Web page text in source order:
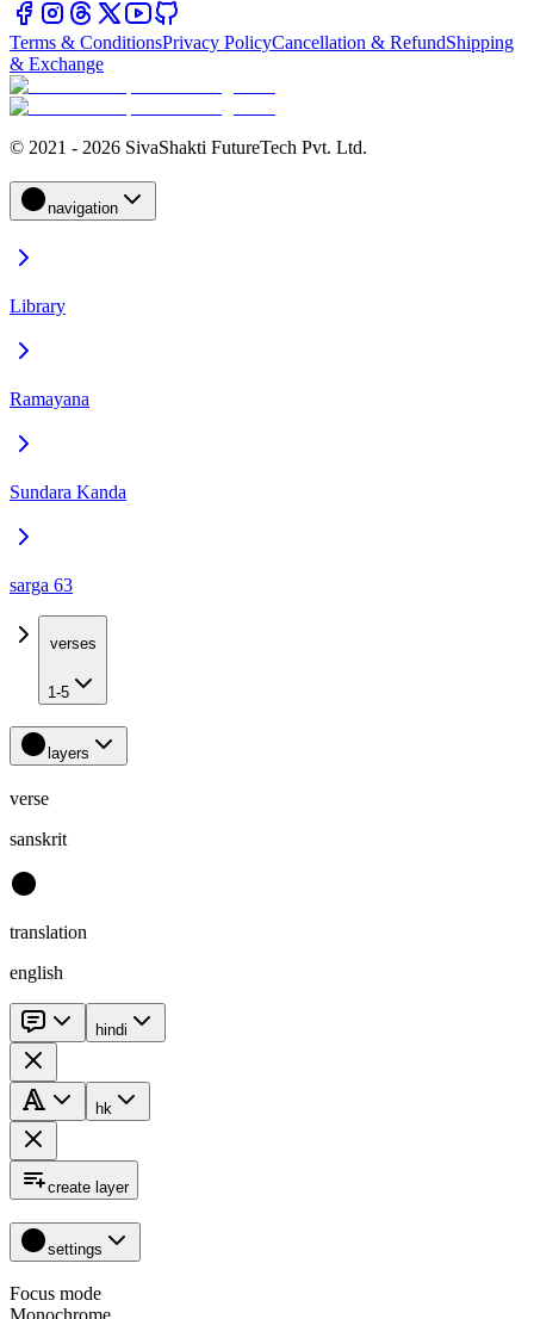
Terms & ConditionsPrivacy PolicyCancellation & RefundShipping
& Exchange
© 2021 - 2026 SivaShakti FutureTech Pvt. Ltd.
navigation
Library
Ramayana
Sundara Kanda
sarga 63
verses
1-5
layers
verse
sanskrit
translation
english
hindi
hk
create layer
settings
Focus mode